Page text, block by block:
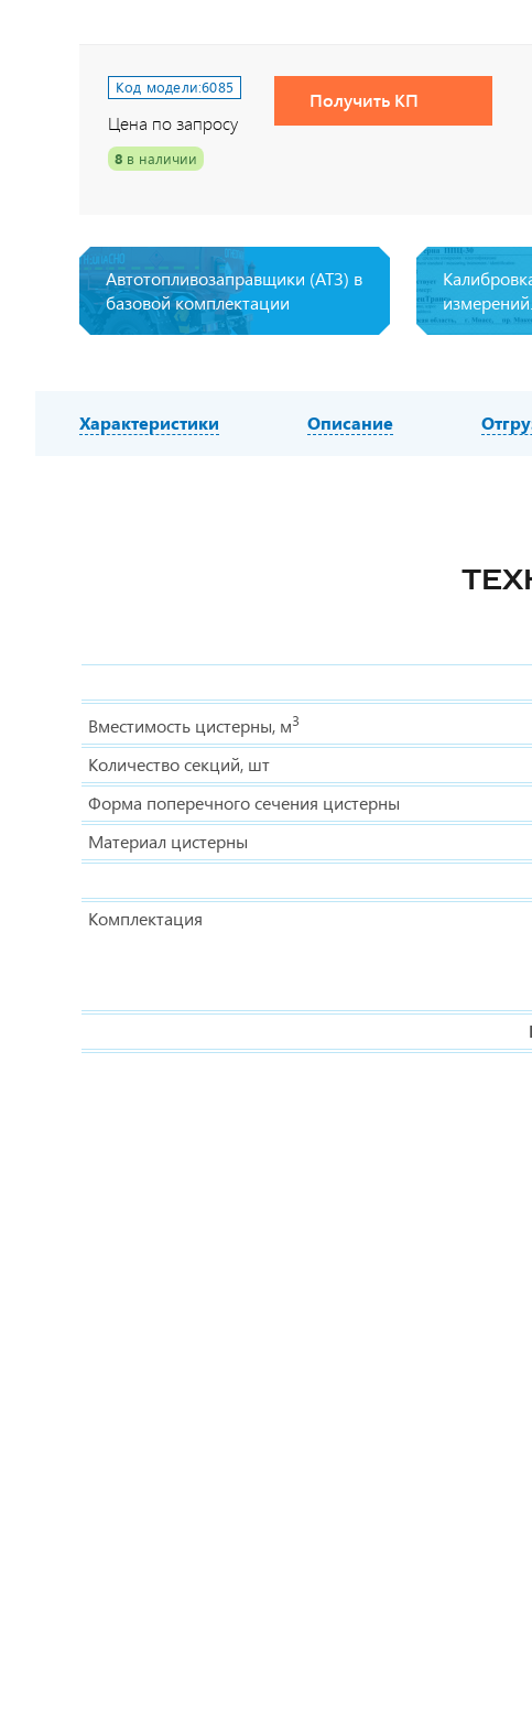
Код модели:6085
Цена по запросу
8 в наличии
Получить КП
Автотопливозаправщики (АТЗ) в
базовой комплектации
Характеристики Описание
Вместимость цистерны, м3
Количество секций, шт
Форма поперечного сечения цистерны
Материал цистерны
Комплектация